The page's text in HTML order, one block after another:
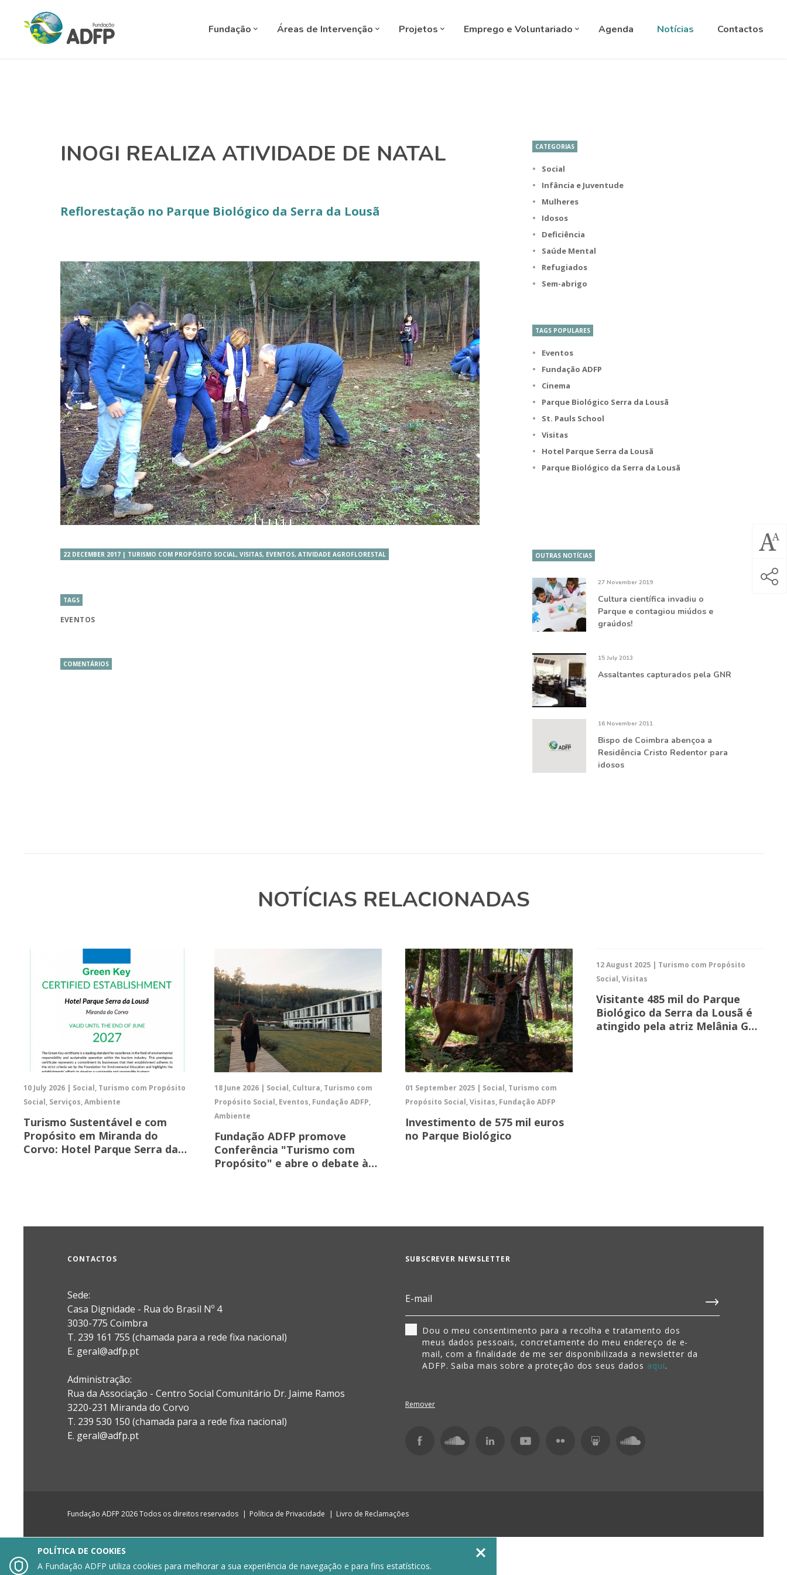

POLÍTICA DE COOKIES
A Fundação ADFP utiliza cookies para melhorar a sua experiência de navegação e para fins estatísticos.

Fundação Áreas de Intervenção Projetos Emprego e Voluntariado Agenda Notícias Contactos
INOGI REALIZA ATIVIDADE DE NATAL
Reflorestação no Parque Biológico da Serra da Lousã
22 DECEMBER 2017 | TURISMO COM PROPÓSITO SOCIAL, VISITAS, EVENTOS, ATIVIDADE AGROFLORESTAL
TAGS
EVENTOS
COMENTÁRIOS
CATEGORIAS
Social
Infância e Juventude
Mulheres
Idosos
Deficiência
Saúde Mental
Refugiados
Sem-abrigo
TAGS POPULARES
Eventos
Fundação ADFP
Cinema
Parque Biológico Serra da Lousã
St. Pauls School
Visitas
Hotel Parque Serra da Lousã
Parque Biológico da Serra da Lousã
OUTRAS NOTÍCIAS
27 November 2019
Cultura científica invadiu o
Parque e contagiou miúdos e
graúdos!
15 July 2013
Assaltantes capturados pela GNR
16 November 2011
Bispo de Coimbra abençoa a
Residência Cristo Redentor para
idosos
NOTÍCIAS RELACIONADAS
10 July 2026 | Social, Turismo com Propósito
Social, Serviços, Ambiente
Turismo Sustentável e com
Propósito em Miranda do
Corvo: Hotel Parque Serra da…
18 June 2026 | Social, Cultura, Turismo com
Propósito Social, Eventos, Fundação ADFP,
Ambiente
Fundação ADFP promove
Conferência "Turismo com
Propósito" e abre o debate à…
01 September 2025 | Social, Turismo com
Propósito Social, Visitas, Fundação ADFP
Investimento de 575 mil euros
no Parque Biológico
12 August 2025 | Turismo com Propósito
Social, Visitas
Visitante 485 mil do Parque
Biológico da Serra da Lousã é
atingido pela atriz Melânia G…
CONTACTOS
Sede:
Casa Dignidade - Rua do Brasil Nº 4
3030-775 Coimbra
T. 239 161 755 (chamada para a rede fixa nacional)
E. geral@adfp.pt
Administração:
Rua da Associação - Centro Social Comunitário Dr. Jaime Ramos
3220-231 Miranda do Corvo
T. 239 530 150 (chamada para a rede fixa nacional)
E. geral@adfp.pt
SUBSCREVER NEWSLETTER
Dou o meu consentimento para a recolha e tratamento dos
meus dados pessoais, concretamente do meu endereço de e-
mail, com a finalidade de me ser disponibilizada a newsletter da
ADFP. Saiba mais sobre a proteção dos seus dados aqui.
Remover
Fundação ADFP 2026 Todos os direitos reservados Política de Privacidade Livro de Reclamações